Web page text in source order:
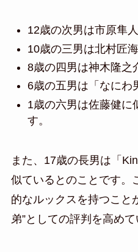
12歳の次男は市原隼
10歳の三男は北村匠海
8歳の四男は神木隆之
6歳の五男は「なにわ
1歳の六男は佐藤健に
す。
また、17歳の長男は「
似ているとのことです。
的なルックスを持つこと
弟”としての評判を高めて